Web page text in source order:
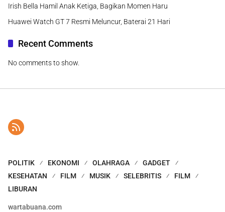
Irish Bella Hamil Anak Ketiga, Bagikan Momen Haru
Huawei Watch GT 7 Resmi Meluncur, Baterai 21 Hari
Recent Comments
No comments to show.
POLITIK EKONOMI OLAHRAGA
GADGET
KESEHATAN
FILM MUSIK SELEBRITIS
FILM
LIBURAN
wartabuana.com